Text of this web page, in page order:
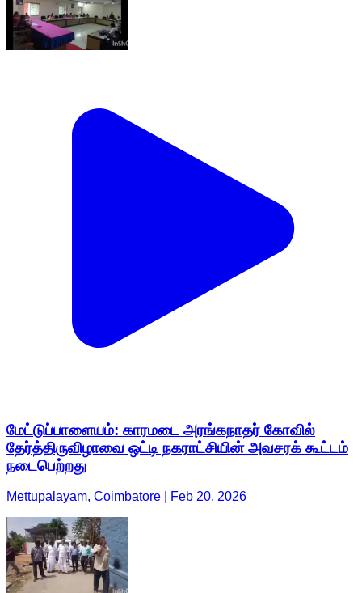
மேட்டுப்பாளையம்: காரமடை அரங்கநாதர் கோவில்
தேர்த்திருவிழாவை ஒட்டி நகராட்சியின் அவசரக் கூட்டம்
நடைபெற்றது
Mettupalayam, Coimbatore | Feb 20, 2026